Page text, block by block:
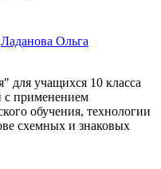
Ладанова Ольга
для учащихся 10 класса
с применением
обучения, технологии
схемных и знаковых